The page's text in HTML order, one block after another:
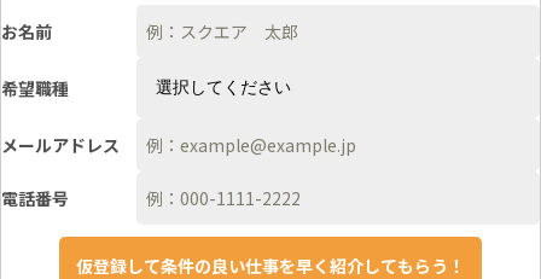
お名前
希望職種
メールアドレス
電話番号